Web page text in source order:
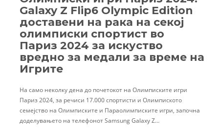
Galaxy Z Flip6 Olympic Edition
доставени на рака на секој
олимписки спортист во
Париз 2024 за искуство
вредно за медали за време на
Игрите
На само неколку дена до почетокот на Олимписките игри
Париз 2024, за речиси 17.000 спортисти и Oлимпиското
семејство на Олимписките и Параолимписките игри, започна
доделувањето на телефонот Samsung Galaxy Z…